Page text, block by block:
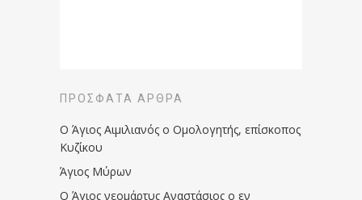
ΠΡΌΣΦΑΤΑ ΆΡΘΡΑ
Ο Άγιος Αιμιλιανός ο Ομολογητής, επίσκοπος
Κυζίκου
Άγιος Μύρων
Ο Άγιος νεομάρτυς Αναστάσιος ο εν